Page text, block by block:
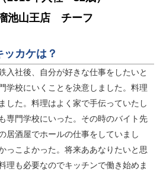
池山王店 チーフ
カケは？
入社後、自分が好きな仕事をしたいと
学校にいくことを決意しました。料理
した。料理はよく家で手伝っていたし
専門学校にいった。その時のバイト先
居酒屋でホールの仕事をしていまし
っこよかった。将来ああなりたいと思
理も必要なのでキッチンで働き始めま